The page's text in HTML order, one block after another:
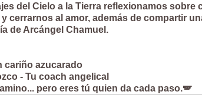
del Cielo a la Tierra reflexionamos sobre
cerrarnos al amor, además de compartir
de Arcángel Chamuel.
cariño azucarado
- Tu coach angelical
pero eres tú quien da cada paso.🪽